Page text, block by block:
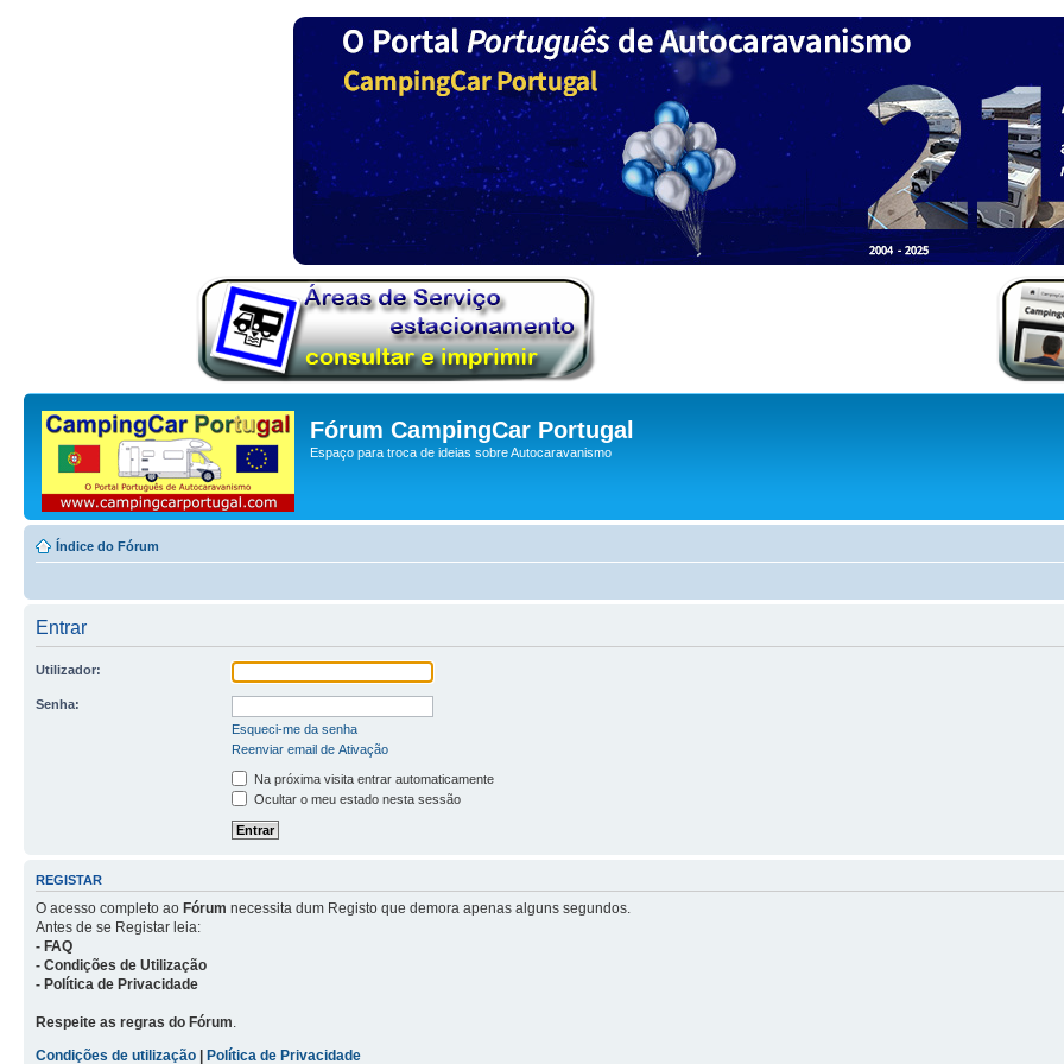
Fórum CampingCar Portugal
Espaço para troca de ideias sobre Autocaravanismo
Índice do Fórum
Entrar
Utilizador:
Senha:
Esqueci-me da senha
Reenviar email de Ativação
Na próxima visita entrar automaticamente
Ocultar o meu estado nesta sessão
REGISTAR
O acesso completo ao Fórum necessita dum Registo que demora apenas alguns segundos.
Antes de se Registar leia:
- FAQ
- Condições de Utilização
- Política de Privacidade
Respeite as regras do Fórum
Condições de utilização | Política de Privacidade